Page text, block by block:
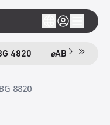
4820 eABG 4820
8820